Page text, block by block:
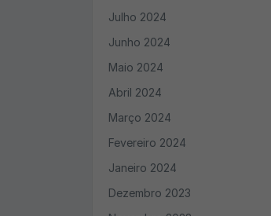
Julho 2024
Junho 2024
Maio 2024
Abril 2024
Março 2024
Fevereiro 2024
Janeiro 2024
Dezembro 2023